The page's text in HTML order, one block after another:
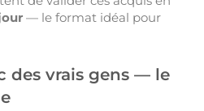
— le format idéal pour
des vrais gens — le